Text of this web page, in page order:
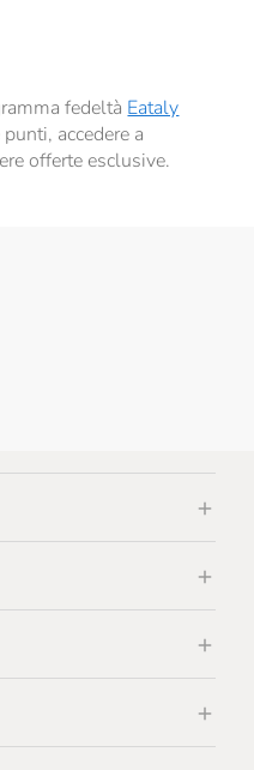
in caso di consenso prestato ai
fedeltà Eataly
accedere a
offerte esclusive.